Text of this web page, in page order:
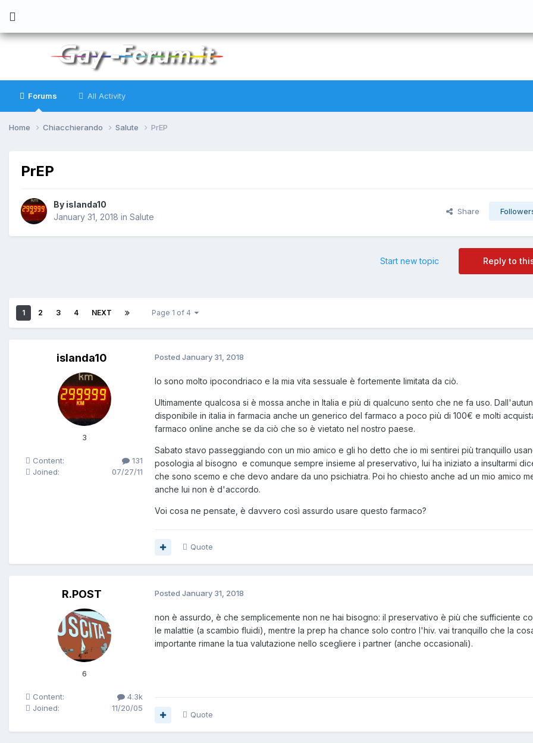
Forums All Activity
Home Chiacchierando Salute PrEP
PrEP
By islanda10
January 31, 2018 in Salute
Share
Reply to
Start new topic
1 2 3 4 NEXT Page 1 of 4
islanda10
3
Content:
131
Joined:
07/27/11
Posted January 31, 2018
Io sono molto ipocondriaco e la mia vita sessuale è fortemente limitata da ciò.
Ultimamente qualcosa si è mossa anche in Italia e più di qualcuno sento che ne fa uso.
disponibile in italia in farmacia anche un generico del farmaco a poco più di 100€ e molti
farmaco online anche se da ciò che so è vietato nel nostro paese.
Sabato stavo passeggiando con un mio amico e gli ho detto che io mi sentirei più tranquillo
posologia al bisogno e comunque sempre insieme al preservativo, lui ha iniziato a insultarmi
che sono scemo e che devo andare da uno psichiatra. Poi ho chiesto anche ad un mio amico
anche lui non è d'accordo.
Voi cosa ne pensate, è davvero così assurdo usare questo farmaco?
Quote
R.POST
6
Content:
4.3k
Joined:
11/20/05
Posted January 31, 2018
non è assurdo, è che semplicemente non ne hai bisogno: il preservativo è più che sufficiente
le malattie (a scambio fluidi), mentre la prep ha chance solo contro l'hiv. vai tranquillo che la
importante rimane la tua valutazione nello scegliere i partner (anche occasionali).
Quote